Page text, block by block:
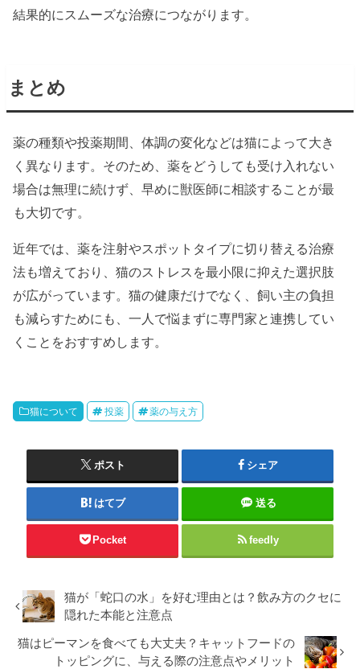
結果的にスムーズな治療につながります。
まとめ
薬の種類や投薬期間、体調の変化などは猫によって大き
く異なります。そのため、薬をどうしても受け入れない
場合は無理に続けず、早めに獣医師に相談することが最
も大切です。
近年では、薬を注射やスポットタイプに切り替える治療
法も増えており、猫のストレスを最小限に抑えた選択肢
が広がっています。猫の健康だけでなく、飼い主の負担
も減らすためにも、一人で悩まずに専門家と連携してい
くことをおすすめします。
猫について 投薬 薬の与え方
ポスト シェア
はてブ 送る
Pocket feedly
猫が「蛇口の水」を好む理由とは？飲み方のクセに
隠れた本能と注意点
猫はピーマンを食べても大丈夫？キャットフードの
トッピングに、与える際の注意点やメリット